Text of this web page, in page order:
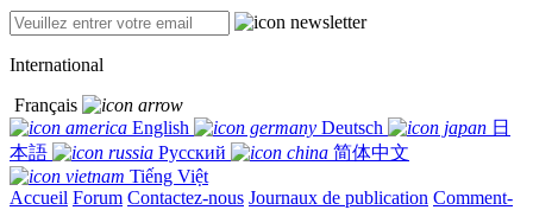
International
Français
English
Deutsch
日
本語
Русский
简体中文
Tiếng Việt
Accueil Forum Contactez-nous Journaux de publication Comment-